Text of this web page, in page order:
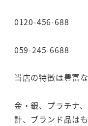
0120-456-688
059-245-6688
当店の特徴は豊富
金・銀、プラチナ
計、ブランド品は